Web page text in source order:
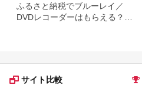
ふるさと納税でブルーレイ／
DVDレコーダーはもらえる？最
サイト比較